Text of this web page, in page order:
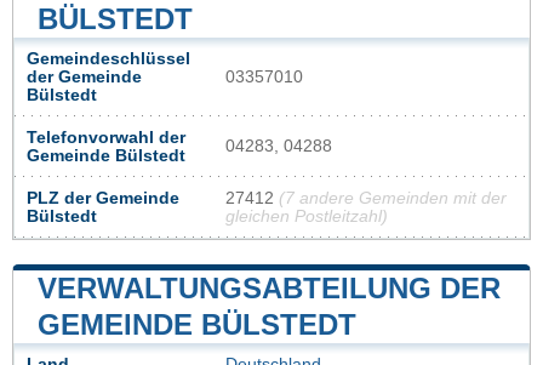
BÜLSTEDT
Gemeindeschlüssel
der Gemeinde
Bülstedt
03357010
Telefonvorwahl der
Gemeinde Bülstedt
04283, 04288
PLZ der Gemeinde
Bülstedt
27412 (7 andere Gemeinden mit der
gleichen Postleitzahl)
VERWALTUNGSABTEILUNG DER
GEMEINDE BÜLSTEDT